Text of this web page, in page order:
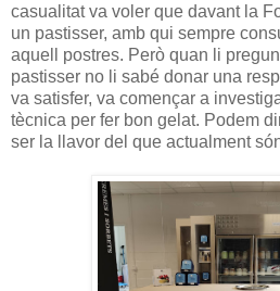
casualitat va voler que davant la
un pastisser, amb qui sempre
aquell postres. Però quan li
pastisser no li sabé donar una
va satisfer, va començar a
tècnica per fer bon gelat. Podem
ser la llavor del que actualment